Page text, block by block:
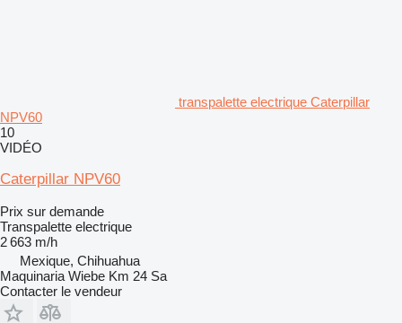
transpalette electrique Caterpillar
NPV60
10
VIDÉO
Caterpillar NPV60
Prix sur demande
Transpalette electrique
2 663 m/h
Mexique, Chihuahua
Maquinaria Wiebe Km 24 Sa
Contacter le vendeur